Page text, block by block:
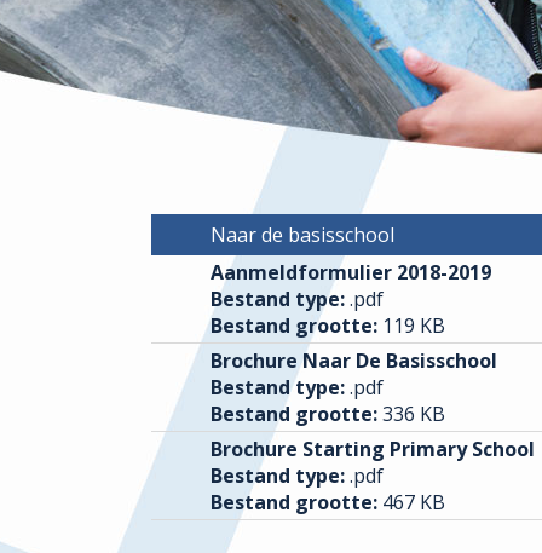
Naar de basisschool
Aanmeldformulier 2018-2019
Bestand type:.pdf
Bestand grootte: 119 KB
Brochure Naar De Basisschool
Bestand type:.pdf
Bestand grootte:336 KB
Brochure Starting Primary School
Bestand type:.pdf
Bestand grootte: 467 KB